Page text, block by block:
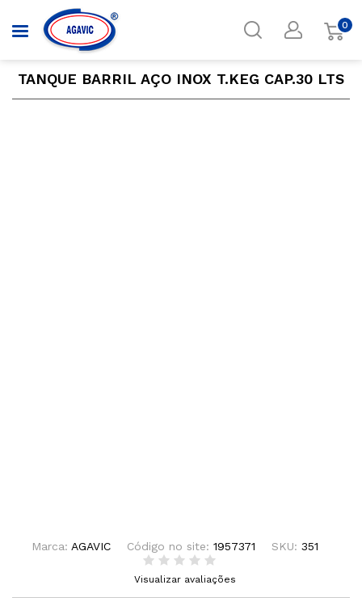
0
TANQUE BARRIL AÇO INOX T.KEG CAP.30 LTS
Marca: AGAVIC Código no site: 1957371 SKU: 351
Visualizar avaliações